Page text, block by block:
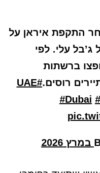
התקפת איראן על
ג’בל עלי. לפי
ברשתות
רוסים.#UAE
#Dubai